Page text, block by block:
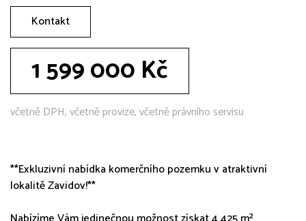
Kontakt
1 599 000 Kč
včetně DPH, včetně provize, včetně právního servisu
**Exkluzivní nabídka komerčního pozemku v atraktivní
lokalitě Zavidov!**